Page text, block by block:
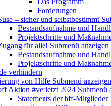
Das Programm
Forderungen
– sicher und selbstbestimmt
Bestandsaufnahme und
Projektschritte und
für alle! Submenü anzeigen
Bestandsaufnahme und
Projektschritte und
verhindern
von Hilfe Submenü anzeigen
Aktion #verletzt 2024 Submenü
Statements der bff-Mitglieder